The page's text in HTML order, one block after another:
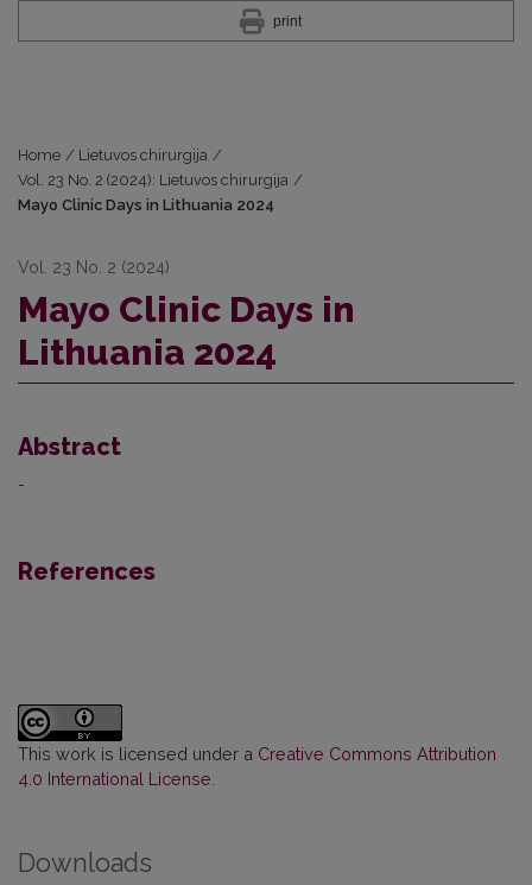
print
Home / Lietuvos chirurgija /
Vol. 23 No. 2 (2024): Lietuvos chirurgija /
Mayo Clinic Days in Lithuania 2024
Vol. 23 No. 2 (2024)
Mayo Clinic Days in
Lithuania 2024
Abstract
-
References
This work is licensed under a Creative Commons Attribution
4.0 International License
Downloads